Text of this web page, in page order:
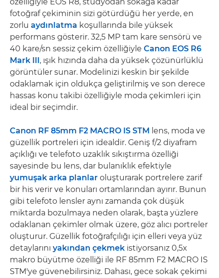
fotoğraf çekiminin sizi götürdüğü her yerde, en
zorlu aydınlatma koşullarında bile yüksek
performans gösterir. 32,5 MP tam kare sensörü ve
40 kare/sn sessiz çekim özelliğiyle Canon EOS R6
Mark III, ışık hızında daha da yüksek çözünürlüklü
görüntüler sunar. Modelinizi keskin bir şekilde
odaklamak için oldukça geliştirilmiş ve son derece
hassas konu takibi özelliğiyle moda çekimleri için
ideal bir seçimdir.
Canon RF 85mm F2 MACRO IS STM lens, moda ve
güzellik portreleri için idealdir. Geniş f/2 diyafram
açıklığı ve telefoto uzaklık sıkıştırma özelliği
sayesinde bu lens, dar bulanıklık efektiyle
yumuşak arka planlar oluşturarak portrelere zarif
bir his verir ve konuları ortamlarından ayırır. Bunun
gibi telefoto lensler aynı zamanda çok düşük
miktarda bozulmaya neden olarak, başta yüzlere
odaklanan çekimler olmak üzere, göz alıcı portreler
oluşturur. Güzellik fotoğrafçılığı için elleri veya yüz
detaylarını yakından çekmek istiyorsanız 0,5x
makro büyütme özelliği ile RF 85mm F2 MACRO IS
STM'ye güvenebilirsiniz. Dahası, gece sokak çekimi